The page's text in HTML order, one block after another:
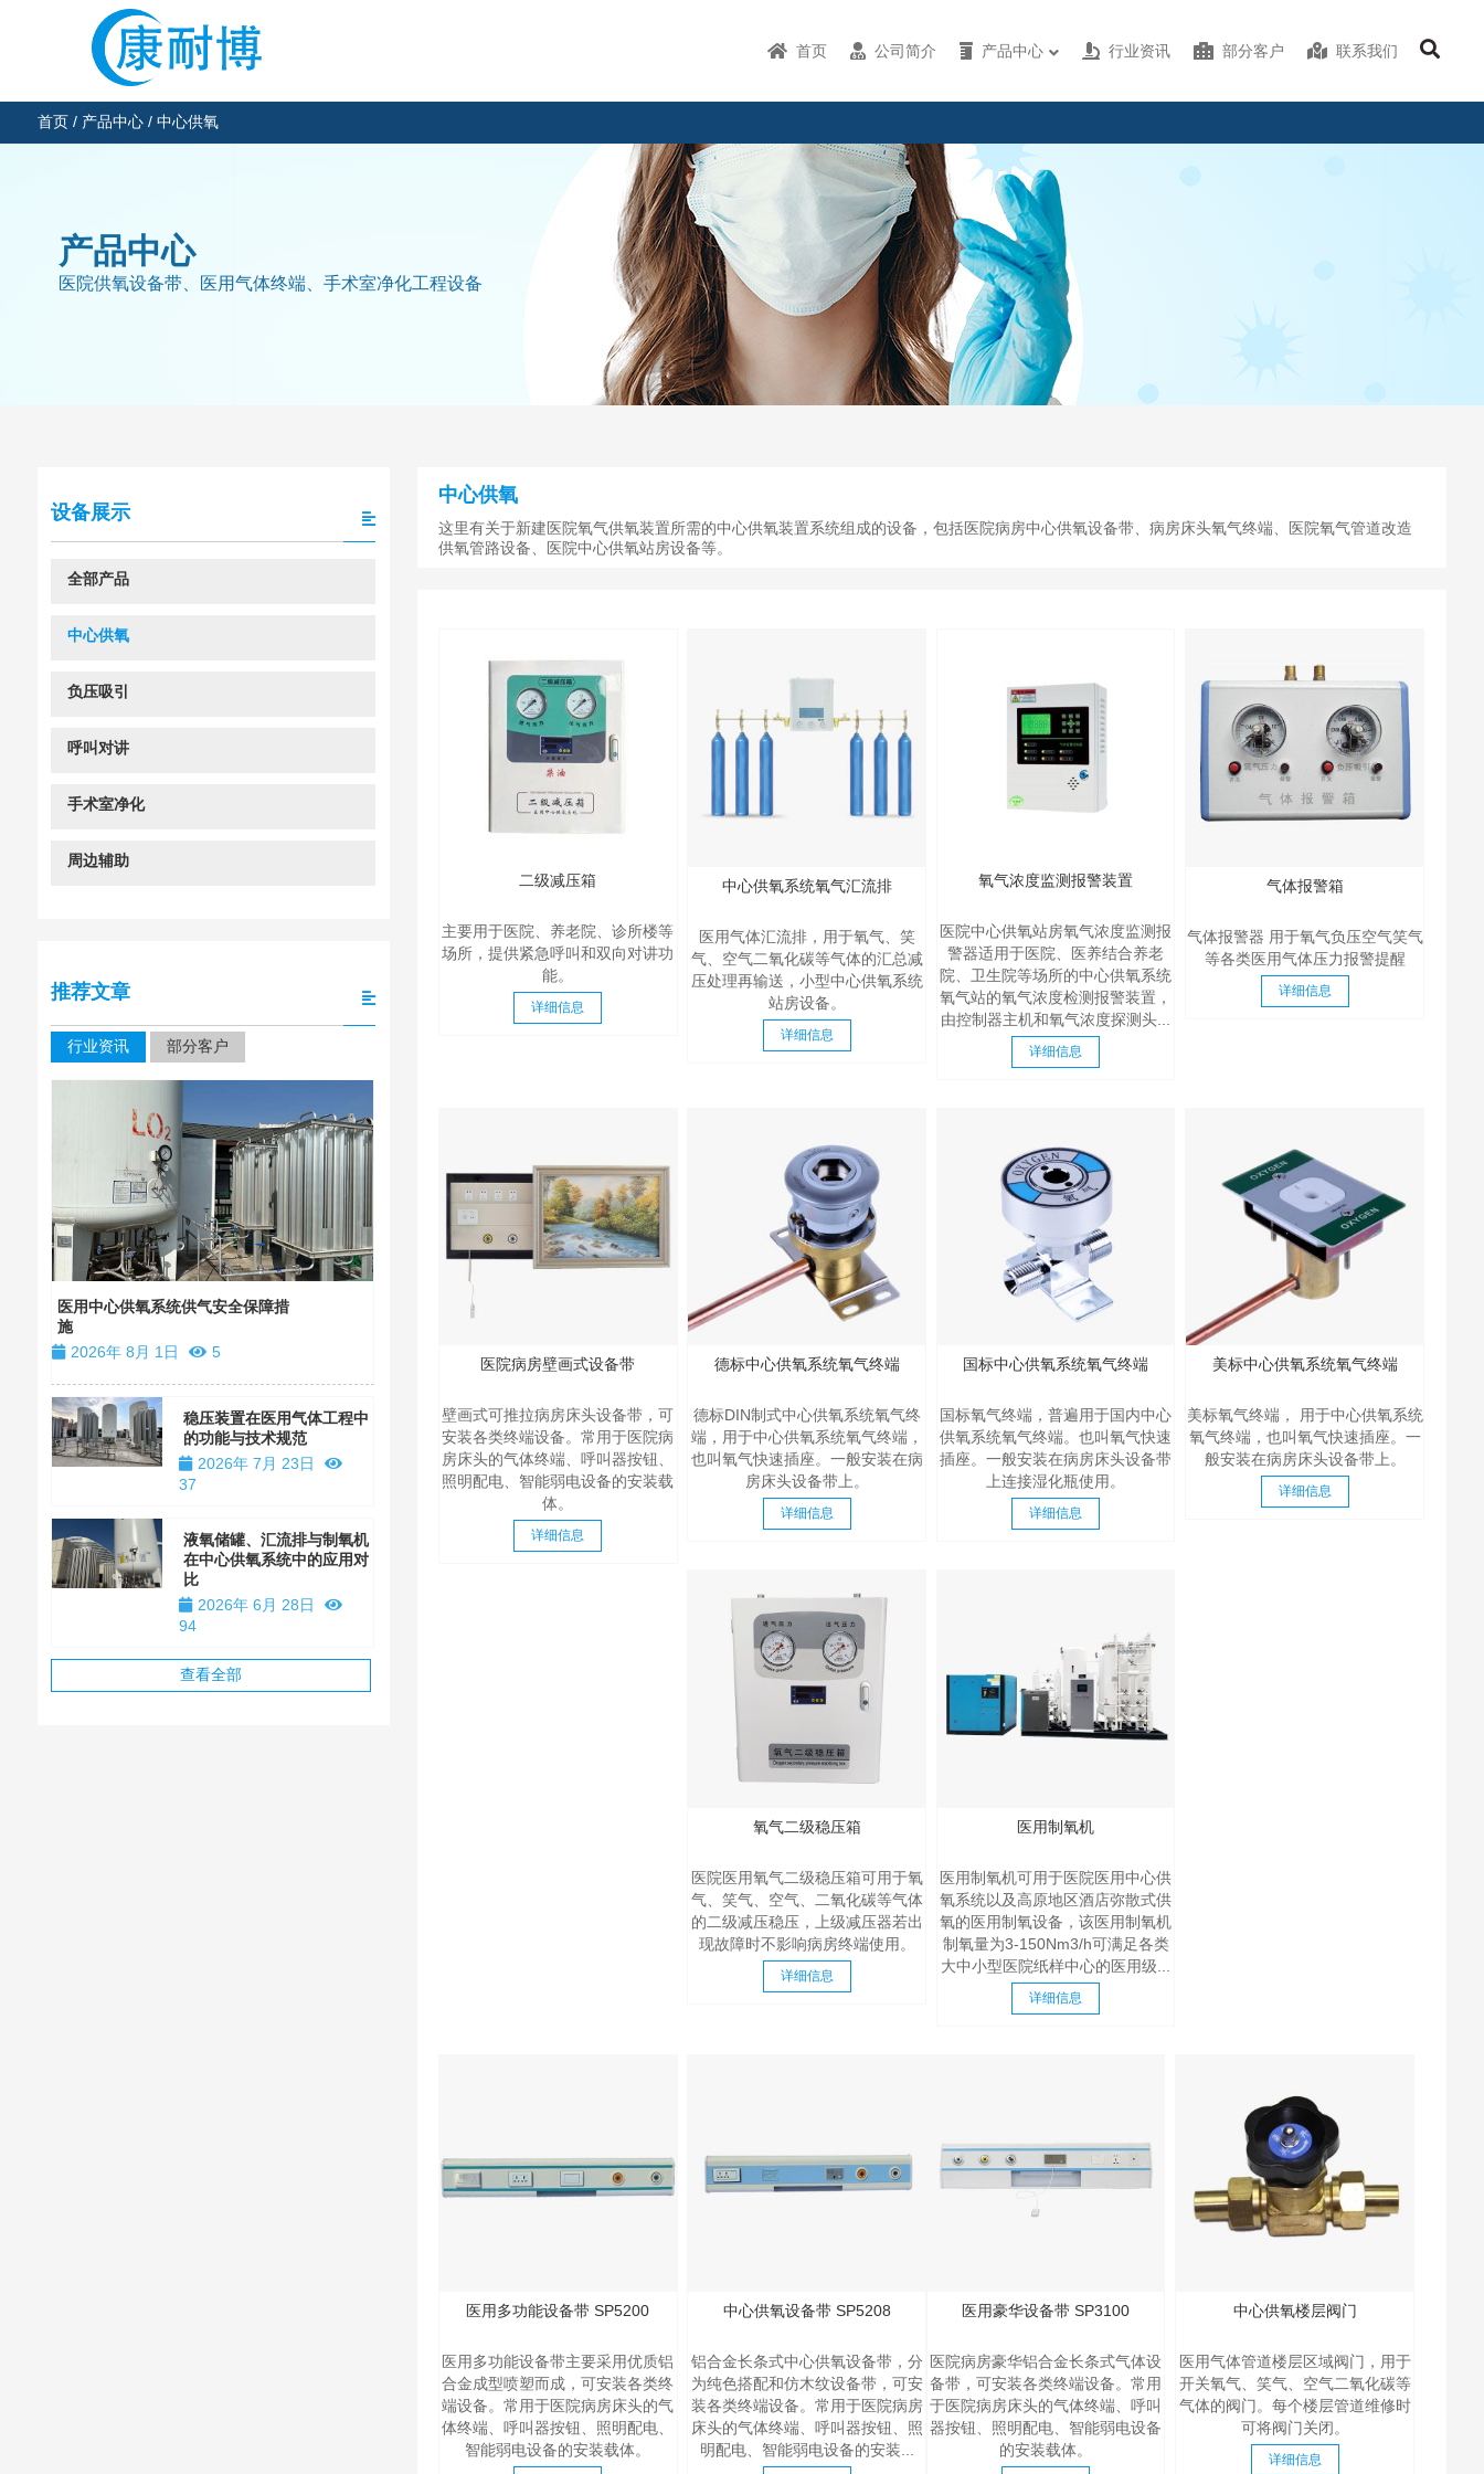
首页 公司简介 产品中心 行业资讯 部分客户 联系我们
首页/ 产品中心/ 中心供氧
产品中心
医院供氧设备带、医用气体终端、手术室净化工程设备
中心供氧
这里有关于新建医院氧气供氧装置所需的中心供氧装置系统组成的设备，包括医院病房中心供氧设备带、病房床头氧气终端、医院氧气管道改造
供氧管路设备、医院中心供氧站房设备等。
二级减压箱
主要用于医院、养老院、诊所楼等
场所，提供紧急呼叫和双向对讲功
能。
详细信息
中心供氧系统氧气汇流排
医用气体汇流排，用于氧气、笑
气、空气二氧化碳等气体的汇总减
压处理再输送，小型中心供氧系统
站房设备。
详细信息
氧气浓度监测报警装置
医院中心供氧站房氧气浓度监测报
警器适用于医院、医养结合养老
院、卫生院等场所的中心供氧系统
氧气站的氧气浓度检测报警装置，
由控制器主机和氧气浓度探测头...
详细信息
气体报警箱
气体报警器 用于氧气负压空气笑气
等各类医用气体压力报警提醒
详细信息
医院病房壁画式设备带
壁画式可推拉病房床头设备带，可
安装各类终端设备。常用于医院病
房床头的气体终端、呼叫器按钮、
照明配电、智能弱电设备的安装载
体。
详细信息
德标中心供氧系统氧气终端
德标DIN制式中心供氧系统氧气终
端，用于中心供氧系统氧气终端，
也叫氧气快速插座。一般安装在病
房床头设备带上。
详细信息
国标中心供氧系统氧气终端
国标氧气终端，普遍用于国内中心
供氧系统氧气终端。也叫氧气快速
插座。一般安装在病房床头设备带
上连接湿化瓶使用。
详细信息
美标中心供氧系统氧气终端
美标氧气终端， 用于中心供氧系统
氧气终端，也叫氧气快速插座。一
般安装在病房床头设备带上。
详细信息
氧气二级稳压箱
医院医用氧气二级稳压箱可用于氧
气、笑气、空气、二氧化碳等气体
的二级减压稳压，上级减压器若出
现故障时不影响病房终端使用。
详细信息
医用制氧机
医用制氧机可用于医院医用中心供
氧系统以及高原地区酒店弥散式供
氧的医用制氧设备，该医用制氧机
制氧量为3-150Nm3/h可满足各类
大中小型医院纸样中心的医用级...
详细信息
医用多功能设备带 SP5200
医用多功能设备带主要采用优质铝
合金成型喷塑而成，可安装各类终
端设备。常用于医院病房床头的气
体终端、呼叫器按钮、照明配电、
智能弱电设备的安装载体。
中心供氧设备带 SP5208
铝合金长条式中心供氧设备带，分
为纯色搭配和仿木纹设备带，可安
装各类终端设备。常用于医院病房
床头的气体终端、呼叫器按钮、照
明配电、智能弱电设备的安装...
医用豪华设备带 SP3100
医院病房豪华铝合金长条式气体设
备带，可安装各类终端设备。常用
于医院病房床头的气体终端、呼叫
器按钮、照明配电、智能弱电设备
的安装载体。
中心供氧楼层阀门
医用气体管道楼层区域阀门，用于
开关氧气、笑气、空气二氧化碳等
气体的阀门。每个楼层管道维修时
可将阀门关闭。
详细信息
设备展示
全部产品
中心供氧
负压吸引
呼叫对讲
手术室净化
周边辅助
推荐文章
行业资讯 部分客户
医用中心供氧系统供气安全保障措
施
2026年 8月 1日
5
稳压装置在医用气体工程中
的功能与技术规范
2026年 7月 23日
37
液氧储罐、汇流排与制氧机
在中心供氧系统中的应用对
比
2026年 6月 28日
94
查看全部
四川大学华西口腔医院医用气体工程设备安
工程安装
2026年 1月 14日
2966
浙江省金华市人民医院中心
供氧系统设备安装